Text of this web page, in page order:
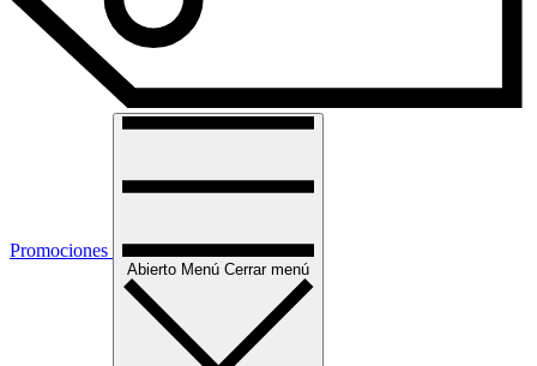
Promociones
Abierto Menú Cerrar menú